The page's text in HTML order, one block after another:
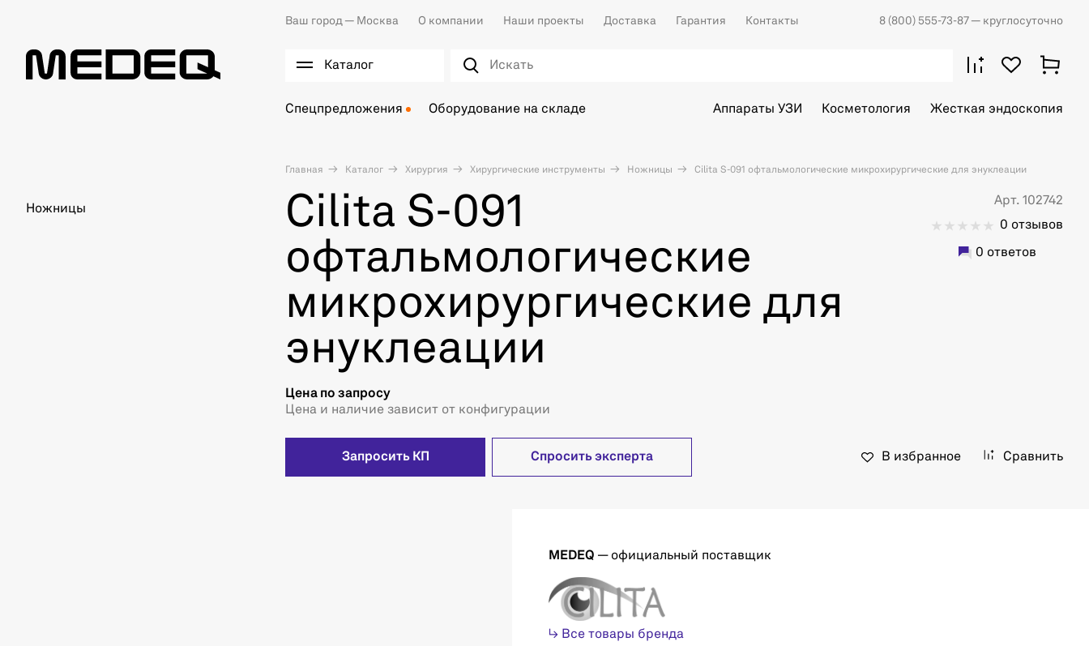
Ваш город — Москва О компании Наши проекты Доставка Гарантия Контакты 8 (800) 555-73-87 — круглосуточно
Каталог
Спецпредложения Оборудование на складе Аппараты УЗИ Косметология Жесткая эндоскопия
Главная Каталог Хирургия Хирургические инструменты Ножницы Cilita S-091 офтальмологические микрохирургические для энуклеации
Ножницы
Cilita S-091
офтальмологические
микрохирургические для
энуклеации
Арт. 102742
0 отзывов
0 ответов
Цена по запросу
Цена и наличие зависит от конфигурации
Запросить КП Спросить эксперта В избранное Сравнить
MEDEQ — официальный поставщик
↳ Все товары бренда